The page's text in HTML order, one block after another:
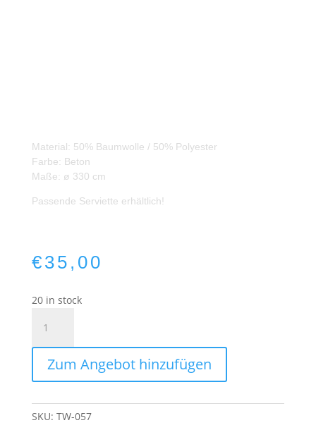
Material: 50% Baumwolle / 50% Polyester
Farbe: Beton
Maße: ø 330 cm
Passende Serviette erhältlich!
€35,00
20 in stock
Tischdecke
Beton
rund
330cm
Zum Angebot hinzufügen
SKU: TW-057